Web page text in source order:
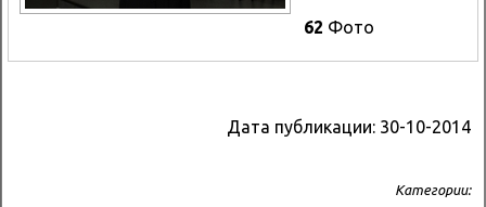
62 Фото
Дата публикации: 30-10-2014
Категории: